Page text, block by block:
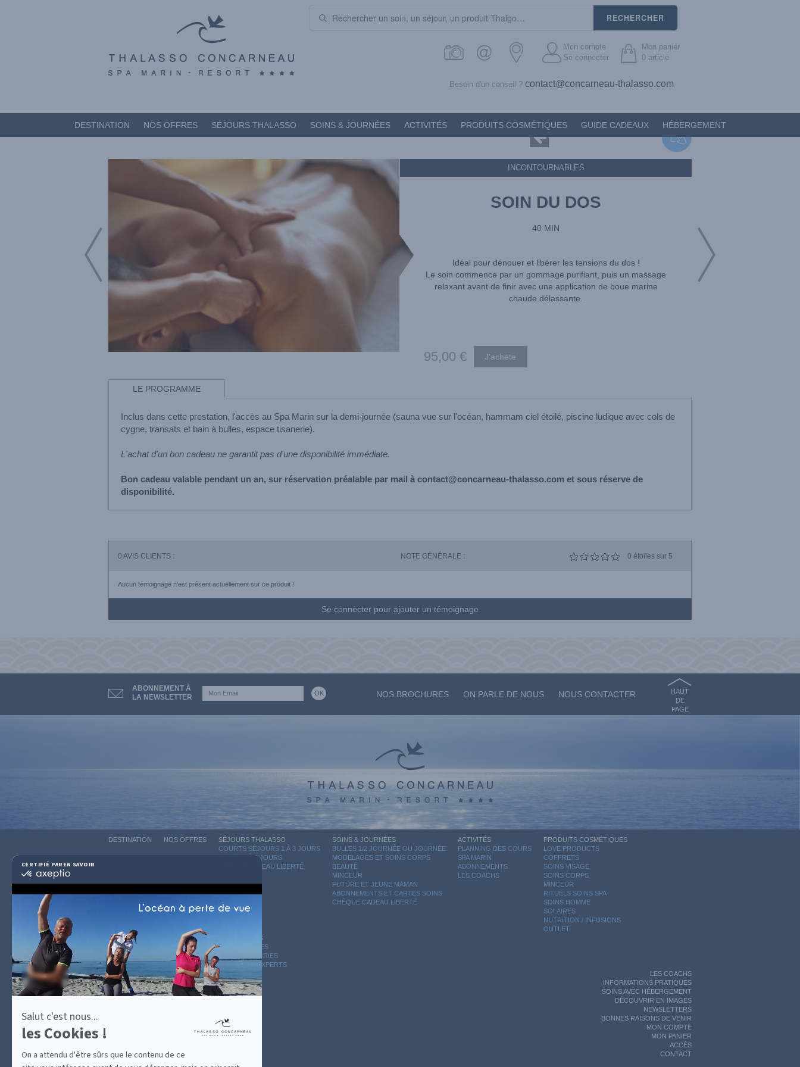
CERTIFIÉ PAR EN SAVOIR PLUS SUR
certifié
savoir
plus
sur
Axeptio
Salut c'est nous...
les Cookies !
On a attendu d'être sûrs que le contenu de ce
DESTINATION NOS OFFRES SÉJOURS THALASSO SOINS & JOURNÉES ACTIVITÉS PRODUITS COSMÉTIQUES GUIDE CADEAUX HÉBERGEMENT
Besoin d'un conseil ? contact@concarneau-thalasso.com
RECHERCHER
Mon compte
Se connecter
Mon panier
0 article
INCONTOURNABLES
SOIN DU DOS
40 MIN
Idéal pour dénouer et libérer les tensions du dos !
Le soin commence par un gommage purifiant, puis un massage
relaxant avant de finir avec une application de boue marine
chaude délassante.
95,00 €
LE PROGRAMME
Inclus dans cette prestation, l'accès au Spa Marin sur la demi-journée (sauna vue sur l'océan, hammam ciel étoilé, piscine ludique avec cols de
cygne, transats et bain à bulles, espace tisanerie).
L'achat d'un bon cadeau ne garantit pas d'une disponibilité immédiate.
Bon cadeau valable pendant un an, sur réservation préalable par mail à contact@concarneau-thalasso.com et sous réserve de
disponibilité.
0 AVIS CLIENTS : NOTE GÉNÉRALE : 0 étoiles sur 5
Aucun témoignage n'est présent actuellement sur ce produit !
Se connecter pour ajouter un témoignage
ABONNEMENT À
LA NEWSLETTER
NOS BROCHURES ON PARLE DE NOUS NOUS CONTACTER
HAUT
DE
PAGE
DESTINATION NOS OFFRES
SÉJOURS THALASSO
COURTS SÉJOURS 1 À 3 JOURS
CURES 4 À 6 JOURS
CHÈQUE CADEAU LIBERTÉ
SOINS & JOURNÉES
BULLES 1/2 JOURNÉE OU JOURNÉE
MODELAGES ET SOINS CORPS
BEAUTÉ
MINCEUR
FUTURE ET JEUNE MAMAN
ABONNEMENTS ET CARTES SOINS
CHÈQUE CADEAU LIBERTÉ
ACTIVITÉS
PLANNING DES COURS
SPA MARIN
ABONNEMENTS
LES COACHS
PRODUITS COSMÉTIQUES
LOVE PRODUCTS
COFFRETS
SOINS VISAGE
SOINS CORPS
MINCEUR
RITUELS SOINS SPA
SOINS HOMME
SOLAIRES
NUTRITION / INFUSIONS
OUTLET
GUIDE CADEAUX
HÉBERGEMENT
LE BLOG
ARCHIVES
CATÉGORIES
AVIS D'EXPERTS
LES COACHS
INFORMATIONS PRATIQUES
SOINS AVEC HÉBERGEMENT
DÉCOUVRIR EN IMAGES
NEWSLETTERS
BONNES RAISONS DE VENIR
MON COMPTE
MON PANIER
ACCÈS
CONTACT